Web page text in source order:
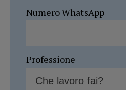
Numero WhatsApp
Professione